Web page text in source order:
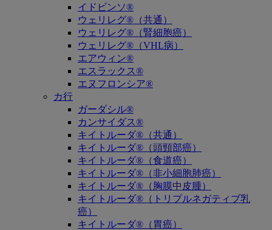
イドビンソ®
ウェリレグ®（共通）
ウェリレグ®（腎細胞癌）
ウェリレグ®（VHL病）
エアウィン®
エスラックス®
エヌフロンシア®
カ行
ガーダシル®
カンサイダス®
キイトルーダ®（共通）
キイトルーダ®（頭頸部癌）
キイトルーダ®（食道癌）
キイトルーダ®（非小細胞肺癌）
キイトルーダ®（胸膜中皮腫）
キイトルーダ®（トリプルネガティブ乳
癌）
キイトルーダ®（胃癌）